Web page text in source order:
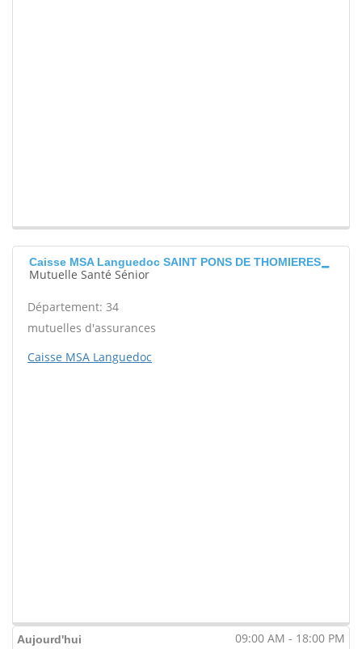
Caisse MSA Languedoc SAINT PONS DE THOMIERES
Mutuelle Santé Sénior
Département: 34
mutuelles d'assurances
Caisse MSA Languedoc
Aujourd'hui 09:00 AM - 18:00 PM